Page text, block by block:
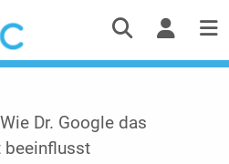
| Wie Dr. Google das
beeinflusst